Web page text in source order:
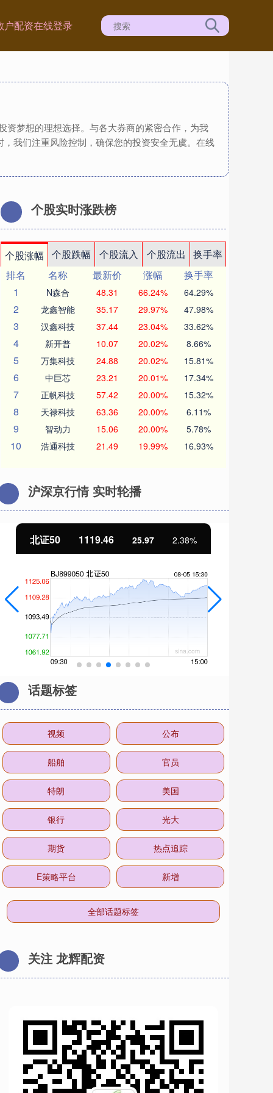
户配资在线登录
资梦想的理想选择。与各大券商的紧密合作，为我
我们注重风险控制，确保您的投资安全无虞。在线
个股实时涨跌榜
个股涨幅 个股跌幅 个股流入 个股流出
换手率
排名
名称 最新价 涨幅
换手率
1
N森合 48.31 66.24% 64.29%
2 龙鑫智能 35.17 29.97% 47.98%
3 汉鑫科技 37.44 23.04% 33.62%
4 新开普 10.07 20.02% 8.66%
5 万集科技 24.88 20.02% 15.81%
6 中巨芯 23.21 20.01% 17.34%
7 正帆科技 57.42 20.00% 15.32%
8 天禄科技 63.36 20.00% 6.11%
9 智动力 15.06 20.00% 5.78%
10 浩通科技 21.49 19.99% 16.93%
沪深京行情 实时轮播
北证50 1119.46 25.97 2.38%
话题标签
视频 公布
船舶 官员
特朗 美国
银行 光大
期货 热点追踪
E策略平台 新增
全部话题标签
关注 龙辉配资